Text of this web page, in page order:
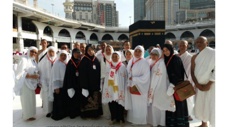
Umroh
Ramadhan
Di
Bulan
Suci
Penuh
Berkah